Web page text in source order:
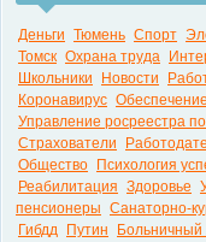
Деньги Тюмень Спорт
Томск Охрана труда
Школьники
Новости
Коронавирус Обеспечение
Управление росреестра
Страхователи
Общество
Психология
Реабилитация Здоровье
пенсионеры Санаторно-
Гибдд
Путин Больничный